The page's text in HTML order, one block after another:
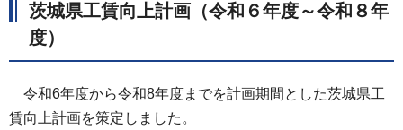
茨城県工賃向上計画（令和６年度～令和８年
度）
令和6年度から令和8年度までを計画期間とした茨城県工
賃向上計画を策定しました。